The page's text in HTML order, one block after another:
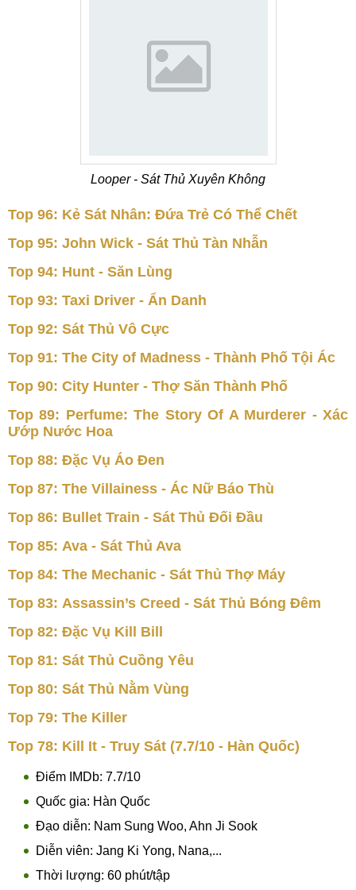
Looper - Sát Thủ Xuyên Không
Top 96: Kẻ Sát Nhân: Đứa Trẻ Có Thể Chết
Top 95: John Wick - Sát Thủ Tàn Nhẫn
Top 94: Hunt - Săn Lùng
Top 93: Taxi Driver - Ẩn Danh
Top 92: Sát Thủ Vô Cực
Top 91: The City of Madness - Thành Phố Tội Ác
Top 90: City Hunter - Thợ Săn Thành Phố
Top 89: Perfume: The Story Of A Murderer - Xác
Ướp Nước Hoa
Top 88: Đặc Vụ Áo Đen
Top 87: The Villainess - Ác Nữ Báo Thù
Top 86: Bullet Train - Sát Thủ Đối Đầu
Top 85: Ava - Sát Thủ Ava
Top 84: The Mechanic - Sát Thủ Thợ Máy
Top 83: Assassin’s Creed - Sát Thủ Bóng Đêm
Top 82: Đặc Vụ Kill Bill
Top 81: Sát Thủ Cuồng Yêu
Top 80: Sát Thủ Nằm Vùng
Top 79: The Killer
Top 78: Kill It - Truy Sát (7.7/10 - Hàn Quốc)
Điểm IMDb: 7.7/10
Quốc gia: Hàn Quốc
Đạo diễn: Nam Sung Woo, Ahn Ji Sook
Diễn viên: Jang Ki Yong, Nana,...
Thời lượng: 60 phút/tập